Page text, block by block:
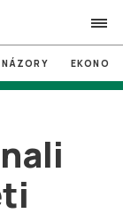
search
NÁZORY